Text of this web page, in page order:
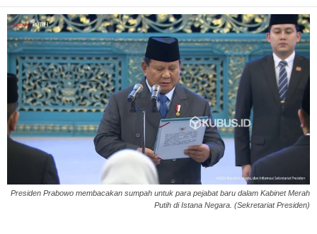
Presiden Prabowo membacakan sumpah untuk para pejabat baru dalam Kabinet Merah
Putih di Istana Negara. (Sekretariat Presiden)